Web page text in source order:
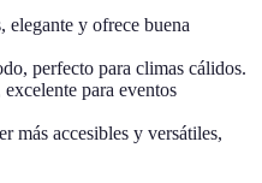
elegante y ofrece buena
perfecto para climas cálidos.
para eventos
más accesibles y versátiles,